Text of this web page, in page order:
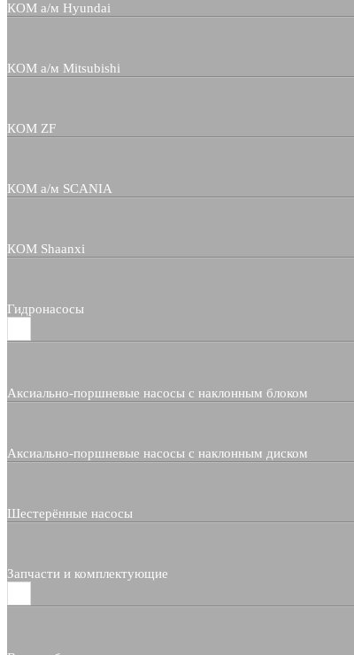
КОМ а/м Hyundai
КОМ а/м Mitsubishi
КОМ ZF
КОМ а/м SCANIA
КОМ Shaanxi
Гидронасосы
Аксиально-поршневые насосы с наклонным блоком
Аксиально-поршневые насосы с наклонным диском
Шестерённые насосы
Запчасти и комплектующие